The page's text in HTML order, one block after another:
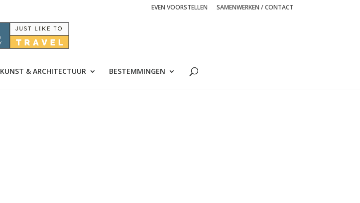
EVEN VOORSTELLEN SAMENWERKEN / CONTACT
KUNST & ARCHITECTUUR BESTEMMINGEN